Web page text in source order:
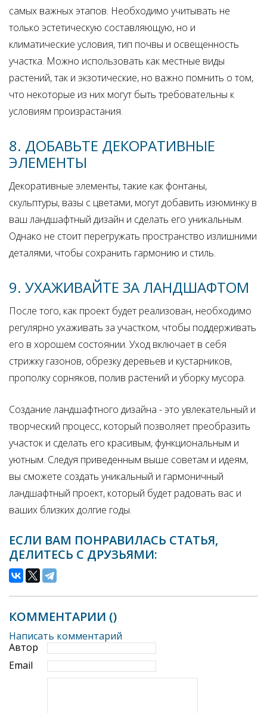
самых важных этапов. Необходимо учитывать не
только эстетическую составляющую, но и
климатические условия, тип почвы и освещенность
участка. Можно использовать как местные виды
растений, так и экзотические, но важно помнить о том,
что некоторые из них могут быть требовательны к
условиям произрастания.
8. ДОБАВЬТЕ ДЕКОРАТИВНЫЕ
ЭЛЕМЕНТЫ
Декоративные элементы, такие как фонтаны,
скульптуры, вазы с цветами, могут добавить изюминку в
ваш ландшафтный дизайн и сделать его уникальным.
Однако не стоит перегружать пространство излишними
деталями, чтобы сохранить гармонию и стиль.
9. УХАЖИВАЙТЕ ЗА ЛАНДШАФТОМ
После того, как проект будет реализован, необходимо
регулярно ухаживать за участком, чтобы поддерживать
его в хорошем состоянии. Уход включает в себя
стрижку газонов, обрезку деревьев и кустарников,
прополку сорняков, полив растений и уборку мусора.
Создание ландшафтного дизайна - это увлекательный и
творческий процесс, который позволяет преобразить
участок и сделать его красивым, функциональным и
уютным. Следуя приведенным выше советам и идеям,
вы сможете создать уникальный и гармоничный
ландшафтный проект, который будет радовать вас и
ваших близких долгие годы.
ЕСЛИ ВАМ ПОНРАВИЛАСЬ СТАТЬЯ,
ДЕЛИТЕСЬ С ДРУЗЬЯМИ:
КОММЕНТАРИИ ()
Написать комментарий
Автор
Email